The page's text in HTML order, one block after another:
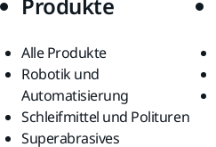
Alle Produkte
Robotik und
Automatisierung
Schleifmittel und Polituren
Superabrasives